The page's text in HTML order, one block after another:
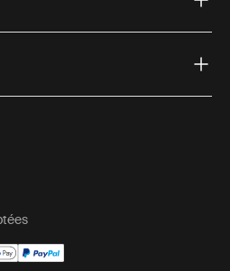
Sweden AB
5, 335 73 Hillerstorp,